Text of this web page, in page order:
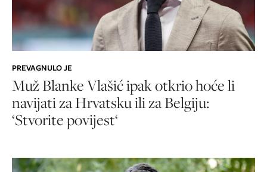
PREVAGNULO JE
Muž Blanke Vlašić ipak otkrio hoće li
navijati za Hrvatsku ili za Belgiju:
‘Stvorite povijest‘